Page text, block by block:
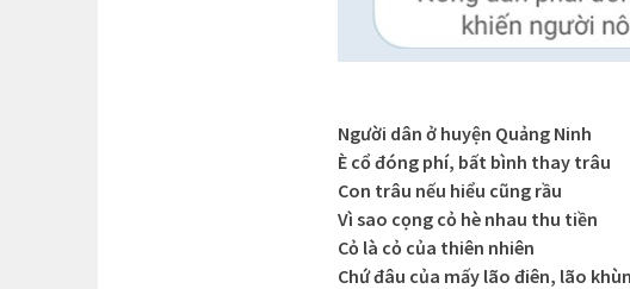
Người dân ở huyện Quảng Ninh
È cổ đóng phí, bất bình thay trâu
Con trâu nếu hiểu cũng rầu
Vì sao cọng cỏ hè nhau thu tiền
Cỏ là cỏ của thiên nhiên
Chứ đâu của mấy lão điên, lão